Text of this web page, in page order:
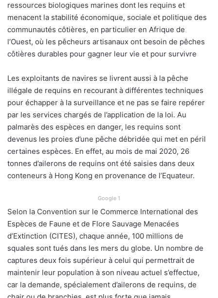
ressources biologiques marines dont les requins et
menacent la stabilité économique, sociale et politique des
communautés côtières, en particulier en Afrique de
l’Ouest, où les pêcheurs artisanaux ont besoin de pêches
côtières durables pour gagner leur vie et pour survivre
Les exploitants de navires se livrent aussi à la pêche
illégale de requins en recourant à différentes techniques
pour échapper à la surveillance et ne pas se faire repérer
par les services chargés de l’application de la loi. Au
palmarès des espèces en danger, les requins sont
devenus les proies d’une pêche débridée qui met en péril
certaines espèces. En effet, au mois de mai 2020, 26
tonnes d’ailerons de requins ont été saisies dans deux
conteneurs à Hong Kong en provenance de l’Equateur.
Google 1
Selon la Convention sur le Commerce International des
Espèces de Faune et de Flore Sauvage Menacées
d’Extinction (CITES), chaque année, 100 millions de
squales sont tués dans les mers du globe. Un nombre de
captures deux fois supérieur à celui qui permettrait de
maintenir leur population à son niveau actuel s’effectue,
car la demande, spécialement d’ailerons de requins, de